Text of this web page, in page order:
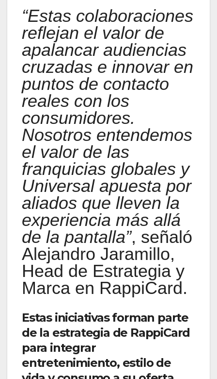
“Estas colaboraciones
reflejan el valor de
apalancar audiencias
cruzadas e innovar en
puntos de contacto
reales con los
consumidores.
Nosotros entendemos
el valor de las
franquicias globales y
Universal apuesta por
aliados que lleven la
experiencia más allá
de la pantalla”, señaló
Alejandro Jaramillo,
Head de Estrategia y
Marca en RappiCard.
Estas iniciativas forman parte
de la estrategia de RappiCard
para integrar
entretenimiento, estilo de